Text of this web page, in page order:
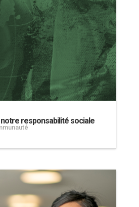
responsabilité sociale